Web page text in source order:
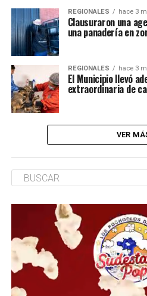
REGIONALES hace 3
Clausuraron una
una panadería en
REGIONALES hace 3
El Municipio llevó
extraordinaria de
VER